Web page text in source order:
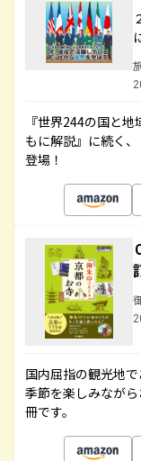
『世界244の国と
もに解説』に続く
登場！
国内屈指の観光地
季節を楽しみなが
冊です。